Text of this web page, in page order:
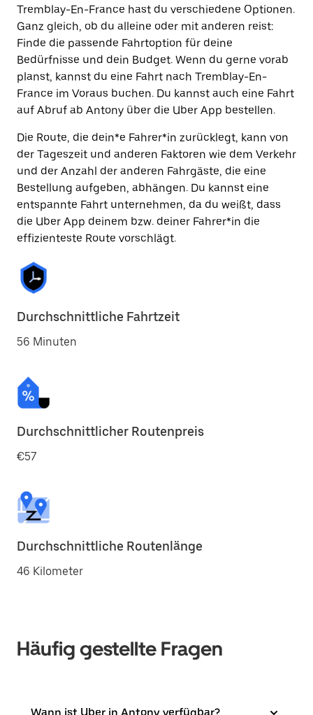
Tremblay-En-France hast du verschiedene Optionen.
Ganz gleich, ob du alleine oder mit anderen reist:
Finde die passende Fahrtoption für deine
Bedürfnisse und dein Budget. Wenn du gerne vorab
planst, kannst du eine Fahrt nach Tremblay-En-
France im Voraus buchen. Du kannst auch eine Fahrt
auf Abruf ab Antony über die Uber App bestellen.
Die Route, die dein*e Fahrer*in zurücklegt, kann von
der Tageszeit und anderen Faktoren wie dem Verkehr
und der Anzahl der anderen Fahrgäste, die eine
Bestellung aufgeben, abhängen. Du kannst eine
entspannte Fahrt unternehmen, da du weißt, dass
die Uber App deinem bzw. deiner Fahrer*in die
effizienteste Route vorschlägt.
Durchschnittliche Fahrtzeit
56 Minuten
Durchschnittlicher Routenpreis
€57
Durchschnittliche Routenlänge
46 Kilometer
Häufig gestellte Fragen